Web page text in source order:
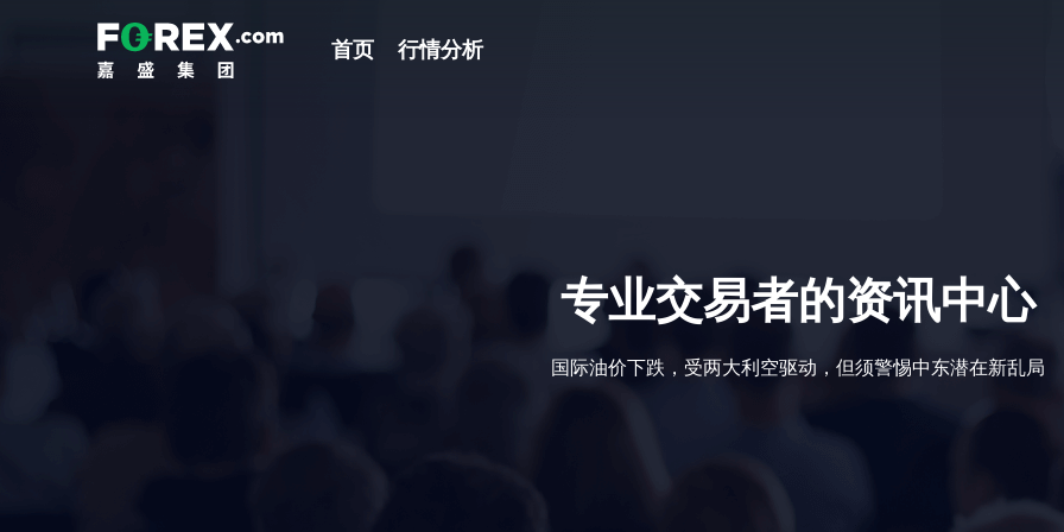
首页 行情分析
专业交易者的资讯中心
国际油价下跌，受两大利空驱动，但须警惕中东潜在新乱局